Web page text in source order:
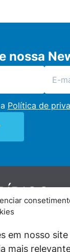
em nosso
mais
nossa
Política de
os
relevantes